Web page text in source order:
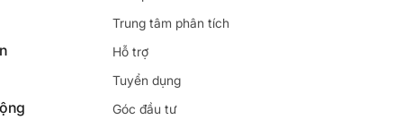
Trung tâm phân tích
Hỗ trợ
Tuyển dụng
Góc đầu tư